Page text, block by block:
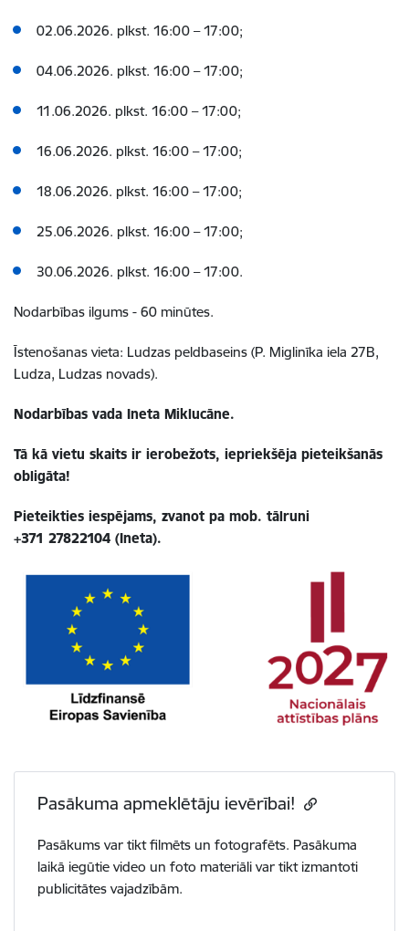
02.06.2026. plkst. 16:00 – 17:00;
04.06.2026. plkst. 16:00 – 17:00;
11.06.2026. plkst. 16:00 – 17:00;
16.06.2026. plkst. 16:00 – 17:00;
18.06.2026. plkst. 16:00 – 17:00;
25.06.2026. plkst. 16:00 – 17:00;
30.06.2026. plkst. 16:00 – 17:00.
Nodarbības ilgums - 60 minūtes.
Īstenošanas vieta: Ludzas peldbaseins (P. Miglinīka iela 27B,
Ludza, Ludzas novads).
Nodarbības vada Ineta Miklucāne.
Tā kā vietu skaits ir ierobežots, iepriekšēja pieteikšanās
obligāta!
Pieteikties iespējams, zvanot pa mob. tālruni
+371 27822104 (Ineta).
Pasākuma apmeklētāju ievērībai!
Pasākums var tikt filmēts un fotografēts. Pasākuma
laikā iegūtie video un foto materiāli var tikt izmantoti
publicitātes vajadzībām.